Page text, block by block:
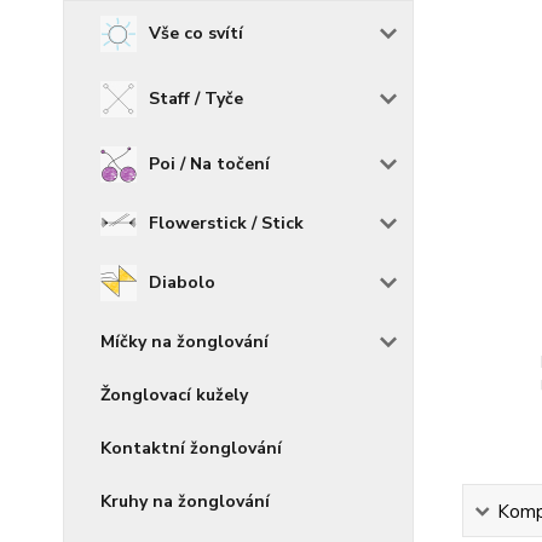
Vše co svítí
Staff / Tyče
Poi / Na točení
Flowerstick / Stick
Diabolo
Míčky na žonglování
Žonglovací kužely
Kontaktní žonglování
Kruhy na žonglování